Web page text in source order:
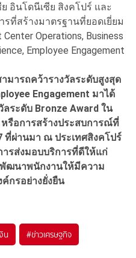
อินโดนีเซีย สิงคโปร์ และ
รที่สร้างมาตรฐานที่ยอดเยี่ยม
Operations, Business
Employee Engagement
มารถคว้ารางวัลระดับสูงสุด
Engagement มาได้
ลระดับ Bronze Award ใน
รือการสร้างประสบการณ์ที่
ที่ผ่านมา ณ ประเทศสิงคโปร์
รส่งมอบบริการที่ดีให้แก่
ฒนาพนักงานให้มีความ
กรอย่างยั่งยืน
น #ข่าวเศรษฐกิจ